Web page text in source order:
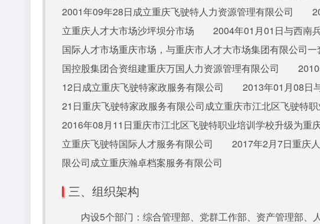
2001年09年28日成立重庆飞驶特人力资源管理有限公司
立重庆人才大市场沙坪坝分市场 2004年01月01日与西南
国际人才市场重庆市场，与重庆市人才大市场集团有限公
国控股集团合资组建重庆万国人力资源管理有限公司
12日成立重庆飞驶特家政服务有限公司 2013年01月08日
21日重庆飞驶特家政服务有限公司成立重庆市江北区飞驶
2016年08月11日重庆市江北区飞驶特职业培训学校升级
立重庆飞驶特国际人才服务有限公司 2017年2月7日重庆
限公司成立重庆瀚卓档案服务有限公司
三、组织架构
内设5个部门：综合管理部、党群工作部、资产管理部、